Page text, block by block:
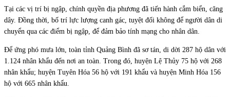
Tại các vị trí bị ngập, chính quyền địa phương đã tiến hành cắm biển, căng
dây. Đồng thời, bố trí lực lượng canh gác, tuyệt đối không để người dân di
chuyển qua các điểm bị ngập, để đảm bảo tính mạng cho nhân dân.
Để ứng phó mưa lớn, toàn tỉnh Quảng Bình đã sơ tán, di dời 287 hộ dân với
1.124 nhân khẩu đến nơi an toàn. Trong đó, huyện Lệ Thủy 75 hộ với 268
nhân khẩu; huyện Tuyên Hóa 56 hộ với 191 khẩu và huyện Minh Hóa 156
hộ với 665 nhân khẩu.